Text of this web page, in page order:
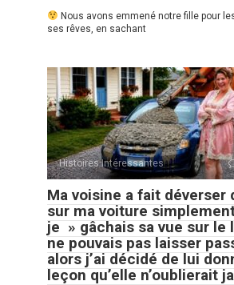
Nous avons emmené notre fille pour
ses rêves, en sachant
Histoires Intéressantes
Ma voisine a fait déverser
sur ma voiture
je » gâchais sa vue sur le
ne pouvais pas laisser
alors j’ai décidé de lui
leçon qu’elle n’oublierait